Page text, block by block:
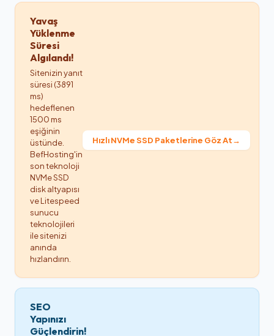
Yavaş
Yüklenme
Süresi
Algılandı!
Sitenizin yanıt
süresi (3891
ms)
hedeflenen
1500 ms
eşiğinin
üstünde.
BefHosting'in
son teknoloji
NVMe SSD
disk altyapısı
ve Litespeed
sunucu
teknolojileri
ile sitenizi
anında
hızlandırın.
Hızlı NVMe SSD Paketlerine Göz At→
SEO
Yapınızı
Güçlendirin!